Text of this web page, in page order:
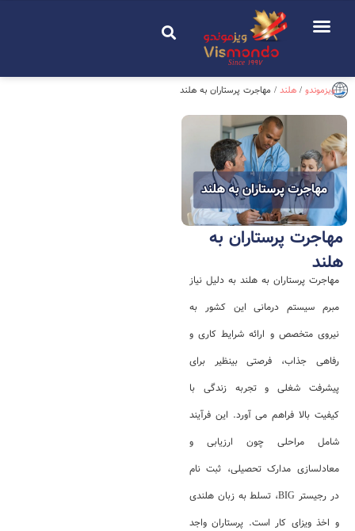
Since 1997
ویزموندو / هلند / مهاجرت پرستاران به هلند
مهاجرت پرستاران به
هلند
مهاجرت پرستاران به هلند به دلیل نیاز
مبرم سیستم درمانی این کشور به
نیروی متخصص و ارائه شرایط کاری و
رفاهی جذاب، فرصتی بینظیر برای
پیشرفت شغلی و تجربه زندگی با
کیفیت بالا فراهم می‌ آورد. این فرآیند
شامل مراحلی چون ارزیابی و
معادلسازی مدارک تحصیلی، ثبت‌ نام
در رجیستر BIG، تسلط به زبان هلندی
و اخذ ویزای کار است. پرستاران واجد